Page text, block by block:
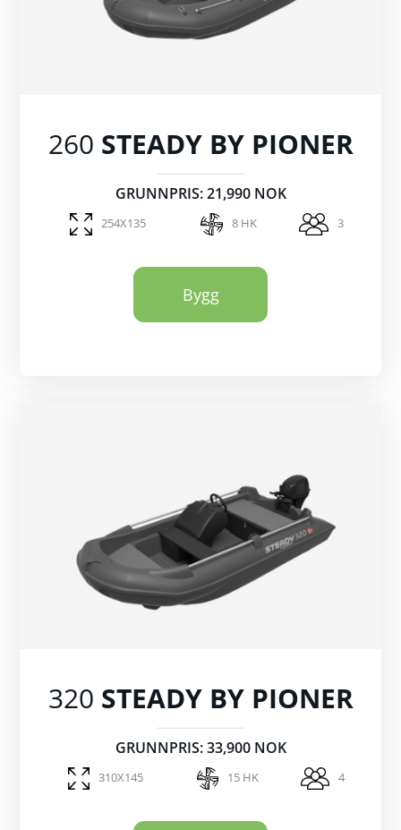
260 STEADY BY PIONER
GRUNNPRIS: 21,990 NOK
254X135 8 HK 3
Bygg
320 STEADY BY PIONER
GRUNNPRIS: 33,900 NOK
310X145 15 HK 4